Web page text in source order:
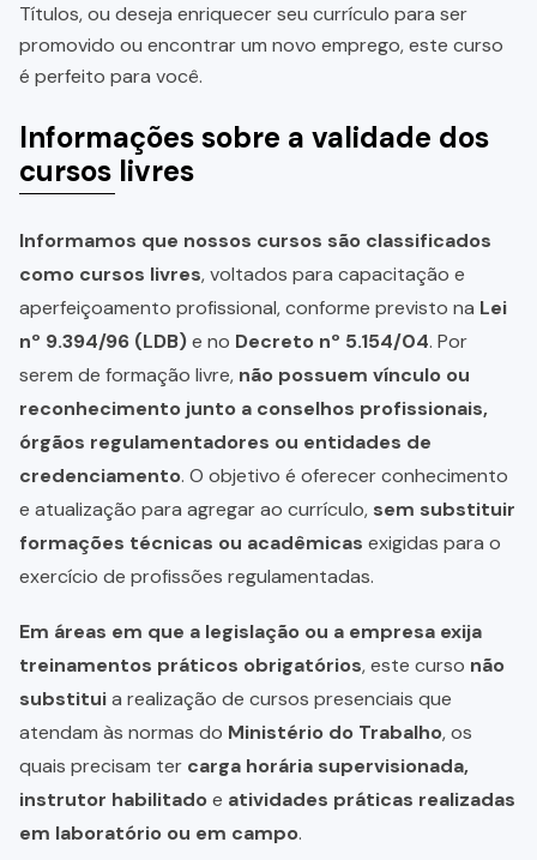
Títulos, ou deseja enriquecer seu currículo para ser
promovido ou encontrar um novo emprego, este curso
é perfeito para você.
Informações sobre a validade dos
cursos livres
Informamos que nossos cursos são classificados
como cursos livres, voltados para capacitação e
aperfeiçoamento profissional, conforme previsto na Lei
nº 9.394/96 (LDB)e no Decreto nº 5.154/04. Por
serem de formação livre, não possuem vínculo ou
reconhecimento junto a conselhos profissionais,
órgãos regulamentadores ou entidades de
credenciamento. O objetivo é oferecer conhecimento
e atualização para agregar ao currículo, sem substituir
formações técnicas ou acadêmicas exigidas para o
exercício de profissões regulamentadas.
Em áreas em que a legislação ou a empresa exija
treinamentos práticos obrigatórios, este curso não
substituia realização de cursos presenciais que
atendam às normas do Ministério do Trabalho, os
quais precisam ter carga horária supervisionada,
instrutor habilitadoe atividades práticas realizadas
em laboratório ou em campo.